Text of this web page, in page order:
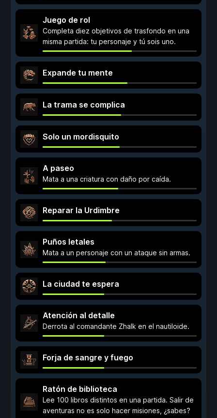
Juego de rol
Completa diez objetivos de trasfondo en una
misma partida: tu personaje y tú sois uno.
Expande tu mente
La trama se complica
Solo un mordisquito
A paseo
Mata a una criatura con daño por caída.
Reparar la Urdimbre
Puños letales
Mata a un personaje con un ataque sin armas.
La ciudad te espera
Atención al detalle
Derrota al comandante Zhalk en el nautiloide.
Forja de sangre y fuego
Ratón de biblioteca
Lee 100 libros distintos en una partida. Salir de
aventuras no es solo hacer misiones, ¿sabes?